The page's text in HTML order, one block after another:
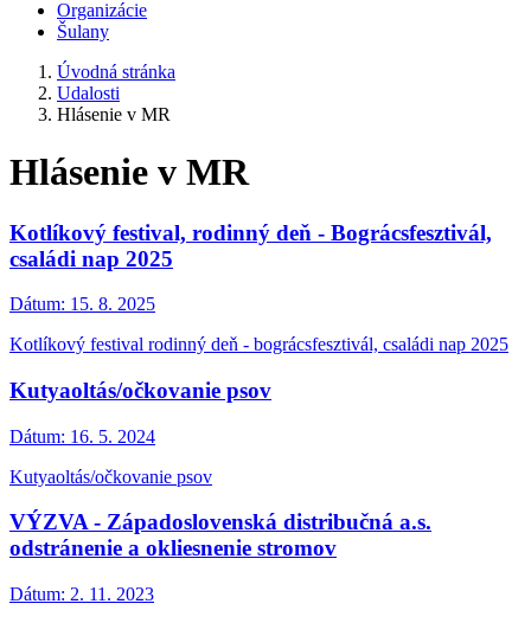
Organizácie
Šulany
Úvodná stránka
Udalosti
Hlásenie v MR
Hlásenie v MR
Kotlíkový festival, rodinný deň - Bográcsfesztivál,
családi nap 2025
Dátum: 15. 8. 2025
Kotlíkový festival rodinný deň - bográcsfesztivál, családi nap 2025
Kutyaoltás/očkovanie psov
Dátum: 16. 5. 2024
Kutyaoltás/očkovanie psov
VÝZVA - Západoslovenská distribučná a.s.
odstránenie a okliesnenie stromov
Dátum: 2. 11. 2023